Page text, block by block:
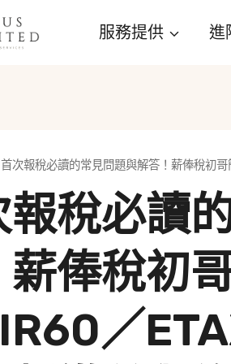
服務提供 進
首次報稅必讀的常見問題與解答！薪俸稅初
報稅必讀
薪俸稅初
／